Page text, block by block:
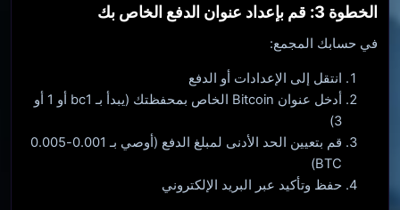
الخطوة 3: قم بإعداد عنوان الدفع الخاص بك
في حسابك المجمع:
انتقل إلى الإعدادات أو الدفع
أدخل عنوان Bitcoin الخاص بمحفظتك (يبدأ بـ bc1 أو 1 أو
3)
قم بتعيين الحد الأدنى لمبلغ الدفع (أوصي بـ 0.001-0.005
BTC)
حفظ وتأكيد عبر البريد الإلكتروني